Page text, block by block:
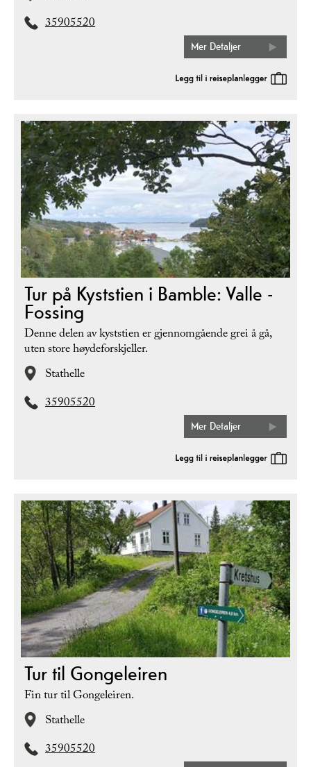
35905520
Mer Detaljer
Tur på Kyststien i Bamble: Valle -
Fossing
Denne delen av kyststien er gjennomgående grei å gå,
uten store høydeforskjeller.
Stathelle
35905520
Mer Detaljer
Tur til Gongeleiren
Fin tur til Gongeleiren.
Stathelle
35905520